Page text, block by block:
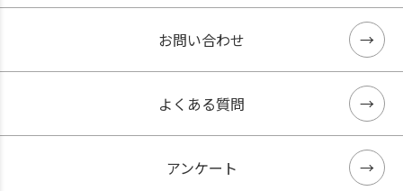
お問い合わせ
よくある質問
アンケート